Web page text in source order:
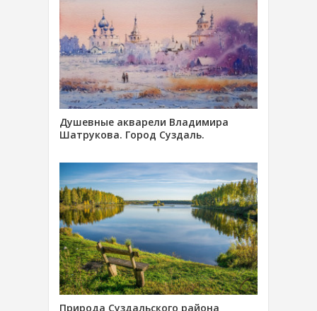
Душевные акварели Владимира
Шатрукова. Город Суздаль.
Природа Суздальского района